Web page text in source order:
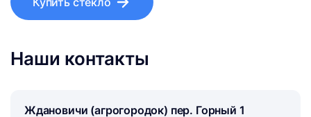
Наши контакты
Ждановичи (агрогородок) пер. Горный 1